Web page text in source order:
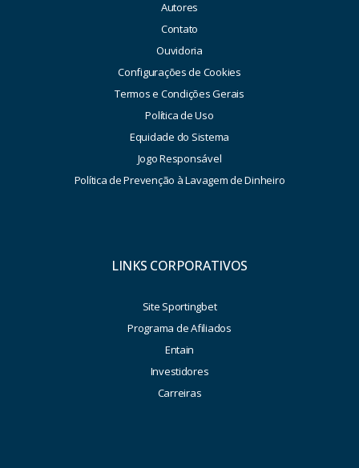
Autores
Contato
Ouvidoria
Configurações de Cookies
Termos e Condições Gerais
Política de Uso
Equidade do Sistema
Jogo Responsável
Política de Prevenção à Lavagem de Dinheiro
LINKS CORPORATIVOS
Site Sportingbet
Programa de Afiliados
Entain
Investidores
Carreiras